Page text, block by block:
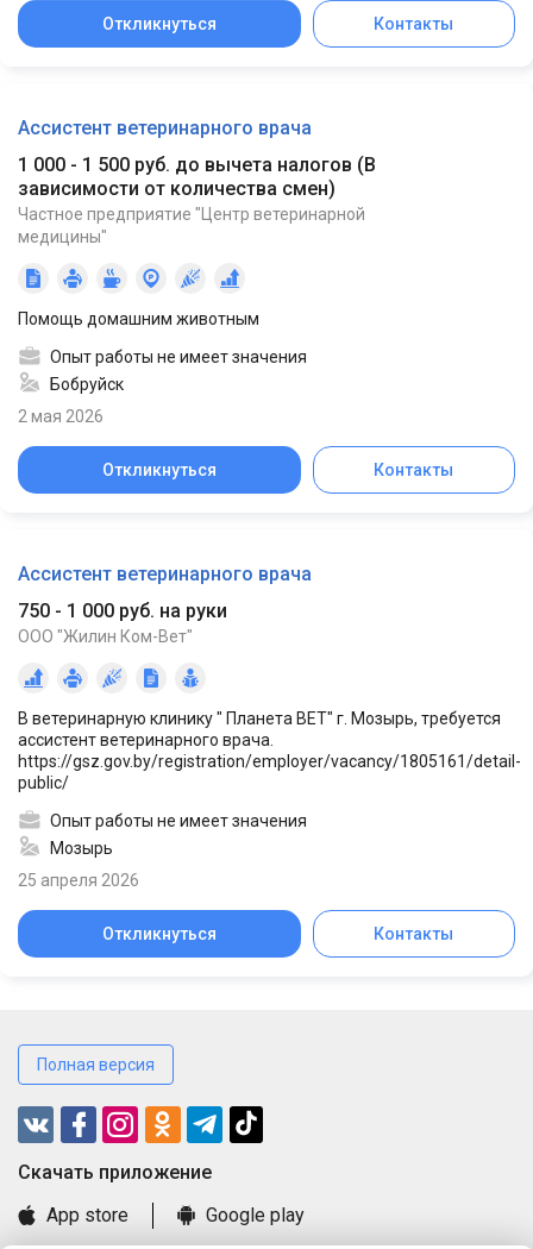
Откликнуться Контакты
Ассистент ветеринарного врача
1 000 - 1 500 руб. до вычета налогов (В
зависимости от количества смен)
Частное предприятие "Центр ветеринарной
медицины"
Помощь домашним животным
Опыт работы не имеет значения
Бобруйск
2 мая 2026
Откликнуться Контакты
Ассистент ветеринарного врача
750 - 1 000 руб. на руки
ООО "Жилин Ком-Вет"
В ветеринарную клинику " Планета ВЕТ" г. Мозырь, требуется
ассистент ветеринарного врача.
https://gsz.gov.by/registration/employer/vacancy/1805161/detail-
public/
Опыт работы не имеет значения
Мозырь
25 апреля 2026
Откликнуться Контакты
Полная версия
Cкачать приложение
App store
Google play